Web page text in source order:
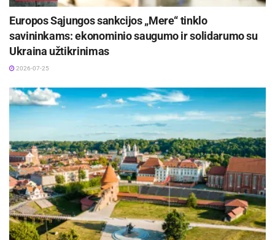
Europos Sąjungos sankcijos „Mere“ tinklo
savininkams: ekonominio saugumo ir solidarumo su
Ukraina užtikrinimas
2026-07-25